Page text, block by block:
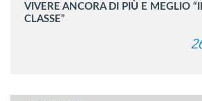
VIVERE ANCORA DI PIÙ E MEGLIO
CLASSE”